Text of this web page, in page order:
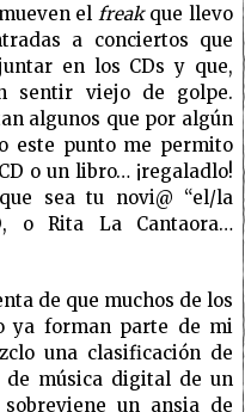
el freakque llevo
a conciertos que
en los CDs y que,
sentir viejo de golpe.
algunos que por algún
este punto me permito
o un libro… ¡regaladlo!
sea tu novi@ “el/la
o Rita La Cantaora…
de que muchos de los
ya forman parte de mi
una clasificación de
de música digital de un
un ansia de